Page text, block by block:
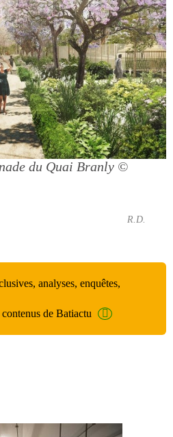
du Quai Branly ©
R.D.
analyses, enquêtes,
de Batiactu